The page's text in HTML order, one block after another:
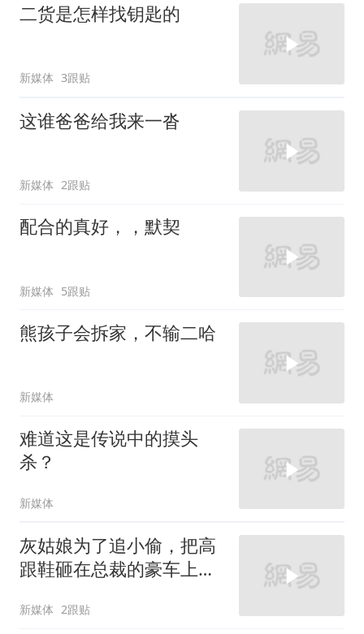
二货是怎样找钥匙的
新媒体 3跟贴
这谁爸爸给我来一沓
新媒体 2跟贴
配合的真好，，默契
新媒体 5跟贴
熊孩子会拆家，不输二哈
新媒体
难道这是传说中的摸头
杀？
新媒体
灰姑娘为了追小偷，把高
跟鞋砸在总裁的豪车上，
新媒体 2跟贴